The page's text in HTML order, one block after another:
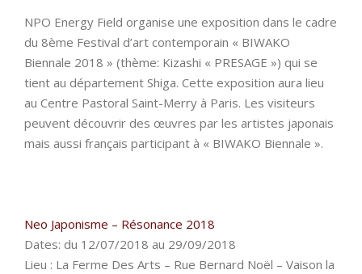
NPO Energy Field organise une exposition dans le cadre
du 8ème Festival d’art contemporain « BIWAKO
Biennale 2018 » (thème: Kizashi « PRESAGE ») qui se
tient au département Shiga. Cette exposition aura lieu
au Centre Pastoral Saint-Merry à Paris. Les visiteurs
peuvent découvrir des œuvres par les artistes japonais
mais aussi français participant à « BIWAKO Biennale ».
Neo Japonisme – Résonance 2018
Dates: du 12/07/2018 au 29/09/2018
Lieu : La Ferme Des Arts – Rue Bernard Noël – Vaison la